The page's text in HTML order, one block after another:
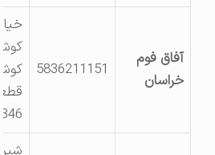
آفاق فوم
خراسان
5836211151
خیابان
کوشش،
قطعه
شیروان